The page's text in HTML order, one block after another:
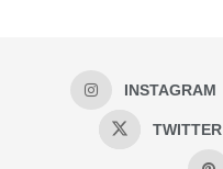
INSTAGRAM
TWITTER